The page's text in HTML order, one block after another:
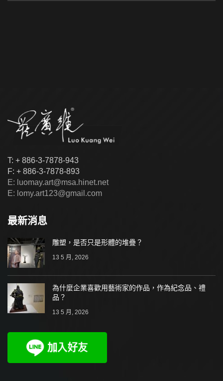
T: + 886-3-7878-943
F: + 886-3-7878-893
E: luomay.art@msa.hinet.net
E: lomy.art123@gmail.com
最新消息
雕塑，是否只是形體的堆疊？
13 5 月, 2026
為什麼企業喜歡用藝術家的作品，作為紀念品、禮
品？
13 5 月, 2026